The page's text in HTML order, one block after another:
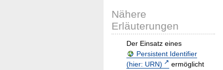
Nähere
Erläuterungen
Der Einsatz eines
Persistent Identifier
(hier: URN)
ermöglicht